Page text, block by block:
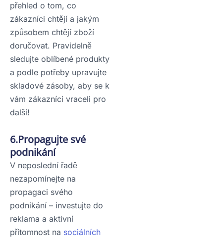
přehled o tom, co
zákazníci chtějí a jakým
způsobem chtějí zboží
doručovat. Pravidelně
sledujte oblíbené produkty
a podle potřeby upravujte
skladové zásoby, aby se k
vám zákazníci vraceli pro
další!
6.Propagujte své
podnikání
V neposlední řadě
nezapomínejte na
propagaci svého
podnikání – investujte do
reklama a aktivní
přítomnost na sociálních